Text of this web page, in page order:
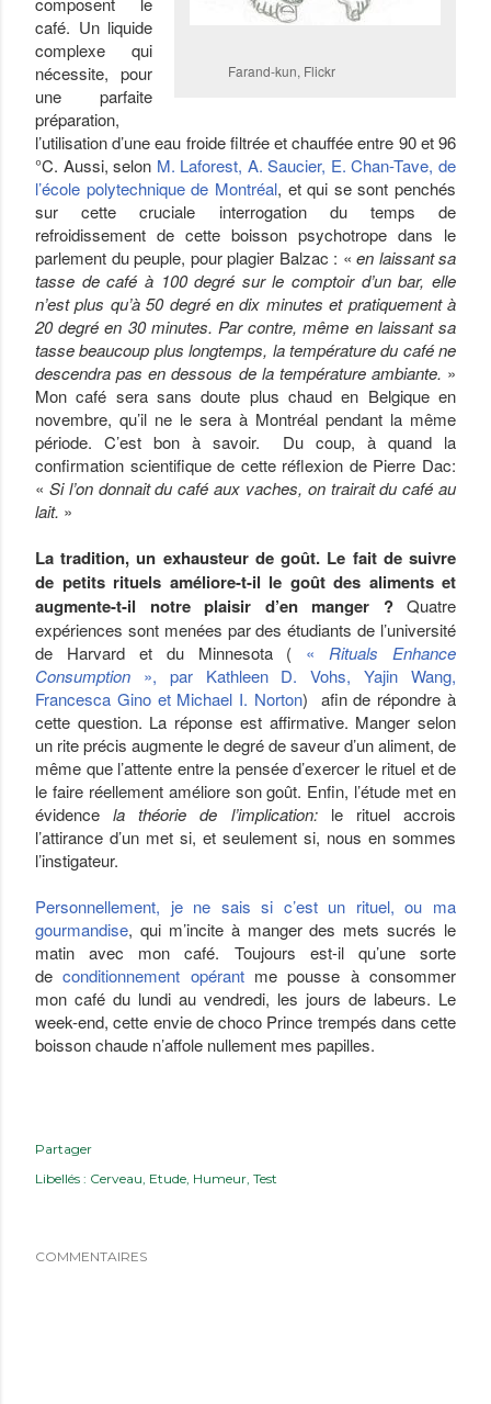
Farand-kun, Flickr
café. Un liquide
complexe qui
nécessite, pour
une parfaite
préparation,
l’utilisation d’une eau froide filtrée et chauffée entre 90 et 96
°C. Aussi, selon M. Laforest, A. Saucier, E. Chan-Tave, de
l’école polytechnique de Montréal, et qui se sont penchés
sur cette cruciale interrogation du temps de
refroidissement de cette boisson psychotrope dans le
parlement du peuple, pour plagier Balzac : « en laissant sa
tasse de café à 100 degré sur le comptoir d’un bar, elle
n’est plus qu’à 50 degré en dix minutes et pratiquement à
20 degré en 30 minutes. Par contre, même en laissant sa
tasse beaucoup plus longtemps, la température du café ne
descendra pas en dessous de la température ambiante. »
Mon café sera sans doute plus chaud en Belgique en
novembre, qu’il ne le sera à Montréal pendant la même
période. C’est bon à savoir. Du coup, à quand la
confirmation scientifique de cette réflexion de Pierre Dac:
« Si l’on donnait du café aux vaches, on trairait du café au
lait. »
La tradition, un exhausteur de goût. Le fait de suivre
de petits rituels améliore-t-il le goût des aliments et
augmente-t-il notre plaisir d’en manger ?Quatre
expériences sont menées par des étudiants de l’université
de Harvard et du Minnesota ( « Rituals Enhance
Consumption », par Kathleen D. Vohs, Yajin Wang,
Francesca Gino et Michael I. Norton) afin de répondre à
cette question. La réponse est affirmative. Manger selon
un rite précis augmente le degré de saveur d’un aliment, de
même que l’attente entre la pensée d’exercer le rituel et de
le faire réellement améliore son goût. Enfin, l’étude met en
évidencela théorie de l’implication:le rituel accrois
l’attirance d’un met si, et seulement si, nous en sommes
l’instigateur.
Personnellement, je ne sais si c’est un rituel, ou ma
gourmandise, qui m’incite à manger des mets sucrés le
matin avec mon café. Toujours est-il qu’une sorte
deconditionnement opérantme pousse à consommer
mon café du lundi au vendredi, les jours de labeurs. Le
week-end, cette envie de choco Prince trempés dans cette
boisson chaude n’affole nullement mes papilles.
Partager
Libellés : Cerveau Etude Humeur Test
COMMENTAIRES